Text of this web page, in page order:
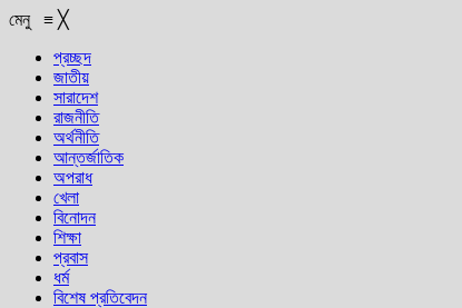
মেনু ≡ ╳
প্রচ্ছদ
জাতীয়
সারাদেশ
রাজনীতি
অর্থনীতি
আন্তর্জাতিক
অপরাধ
খেলা
বিনোদন
শিক্ষা
প্রবাস
ধর্ম
বিশেষ প্রতিবেদন